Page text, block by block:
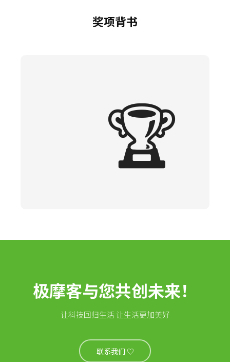
奖项背书
🏆
极摩客与您共创未来！
让科技回归生活 让生活更加美好
联系我们 ♡